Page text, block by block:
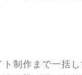
制作まで一括